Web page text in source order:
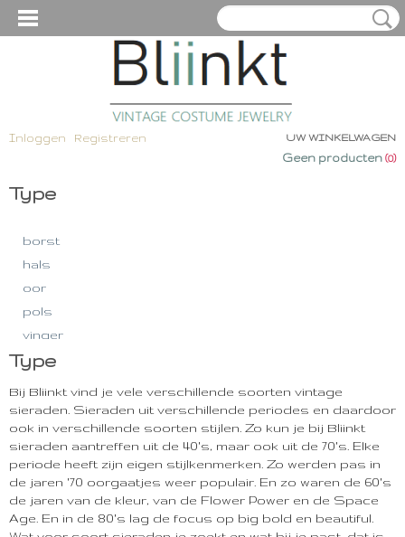
Inloggen Registreren UW WINKELWAGEN
Geen producten (0)
Type
borst
hals
oor
pols
vinger
- - - - -
parure
overig
Type
Bij Bliinkt vind je vele verschillende soorten vintage
sieraden. Sieraden uit verschillende periodes en daardoor
ook in verschillende soorten stijlen. Zo kun je bij Bliinkt
sieraden aantreffen uit de 40's, maar ook uit de 70's. Elke
periode heeft zijn eigen stijlkenmerken. Zo werden pas in
de jaren '70 oorgaatjes weer populair. En zo waren de 60's
de jaren van de kleur, van de Flower Power en de Space
Age. En in de 80's lag de focus op big bold en beautiful.